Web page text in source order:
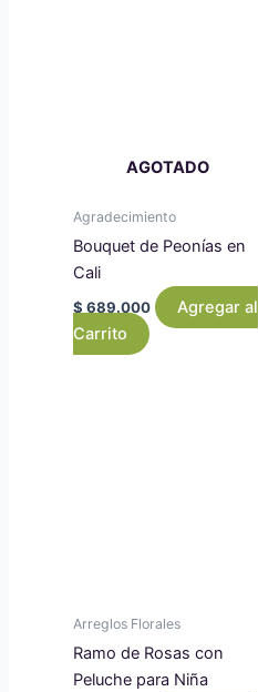
AGOTADO
Agradecimiento
Bouquet de Peonías en
Cali
$ 689.000
Agregar al
Carrito
Arreglos Florales
Ramo de Rosas con
Peluche para Niña